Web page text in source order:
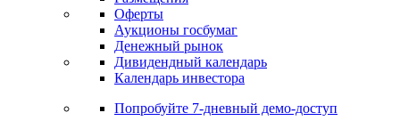
Оферты
Аукционы госбумаг
Денежный рынок
Дивидендный календарь
Календарь инвестора
Попробуйте 7-дневный демо-доступ